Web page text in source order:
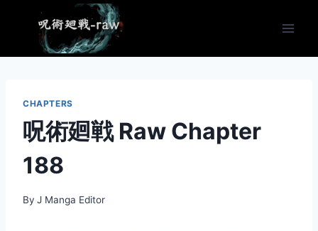
content
CHAPTERS
呪術廻戦 Raw Chapter
188
By J Manga Editor